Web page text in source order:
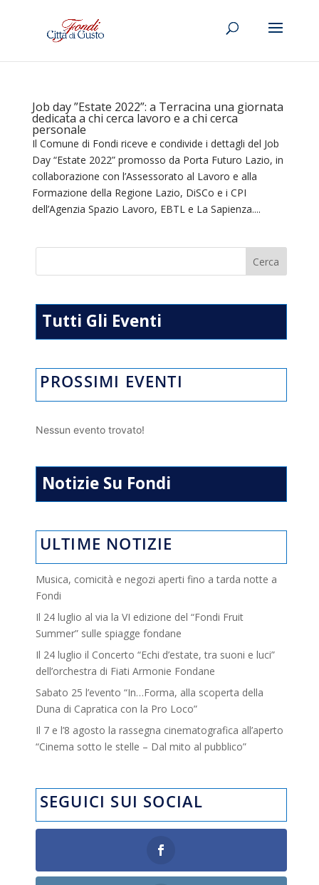
Job day ”Estate 2022”: a Terracina una giornata
dedicata a chi cerca lavoro e a chi cerca
personale
Il Comune di Fondi riceve e condivide i dettagli del Job
Day “Estate 2022” promosso da Porta Futuro Lazio, in
collaborazione con l’Assessorato al Lavoro e alla
Formazione della Regione Lazio, DiSCo e i CPI
dell’Agenzia Spazio Lavoro, EBTL e La Sapienza....
Tutti Gli Eventi
PROSSIMI EVENTI
Nessun evento trovato!
Notizie Su Fondi
ULTIME NOTIZIE
Musica, comicità e negozi aperti fino a tarda notte a
Fondi
Il 24 luglio al via la VI edizione del “Fondi Fruit
Summer” sulle spiagge fondane
Il 24 luglio il Concerto “Echi d’estate, tra suoni e luci”
dell’orchestra di Fiati Armonie Fondane
Sabato 25 l’evento “In…Forma, alla scoperta della
Duna di Capratica con la Pro Loco”
Il 7 e l’8 agosto la rassegna cinematografica all’aperto
“Cinema sotto le stelle – Dal mito al pubblico”
SEGUICI SUI SOCIAL